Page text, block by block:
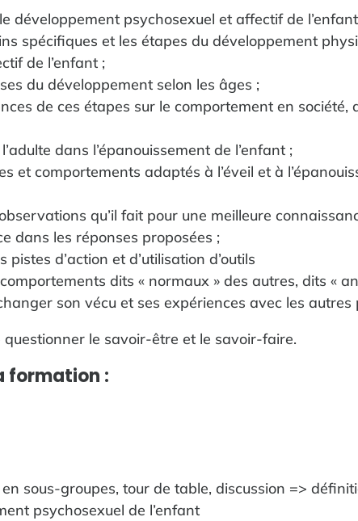
développement psychosexuel et affectif de
spécifiques et les étapes du développement
de l’enfant ;
du développement selon les âges ;
de ces étapes sur le comportement en société,
dans l’épanouissement de l’enfant ;
et comportements adaptés à l’éveil et à
qu’il fait pour une meilleure
dans les réponses proposées ;
d’action et d’utilisation d’outils
dits « normaux » des autres, dits «
son vécu et ses expériences avec les autres
le savoir-être et le savoir-faire.
formation :
sous-groupes, tour de table, discussion =>
psychosexuel de l’enfant